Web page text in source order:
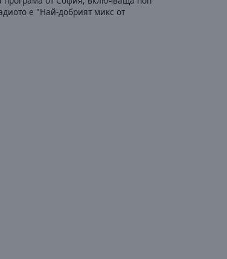
е "Най-добрият микс от